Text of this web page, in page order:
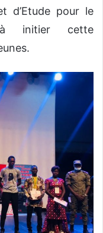
d’Etude pour le
à initier cette